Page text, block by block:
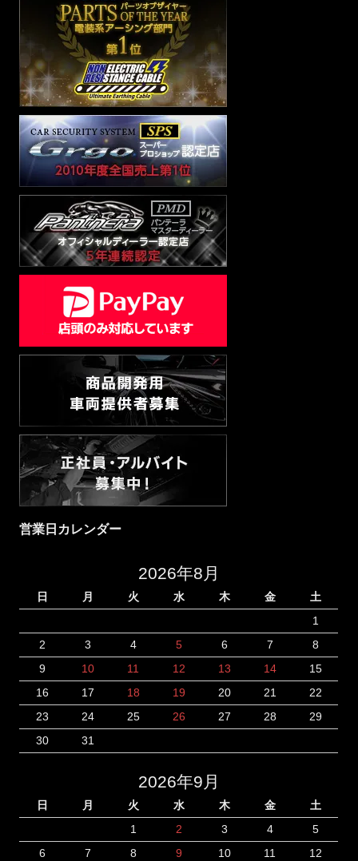
営業日カレンダー
2026年8月
日 月 火 水 木 金
土
1
2
3 4 5 6 7
8
9
10 11 12 13 14
15
16
17 18 19 20 21
22
23
24 25 26 27 28
29
30
31
2026年9月
日 月 火 水 木 金
土
1
2 3 4
5
6
7 8 9 10 11
12